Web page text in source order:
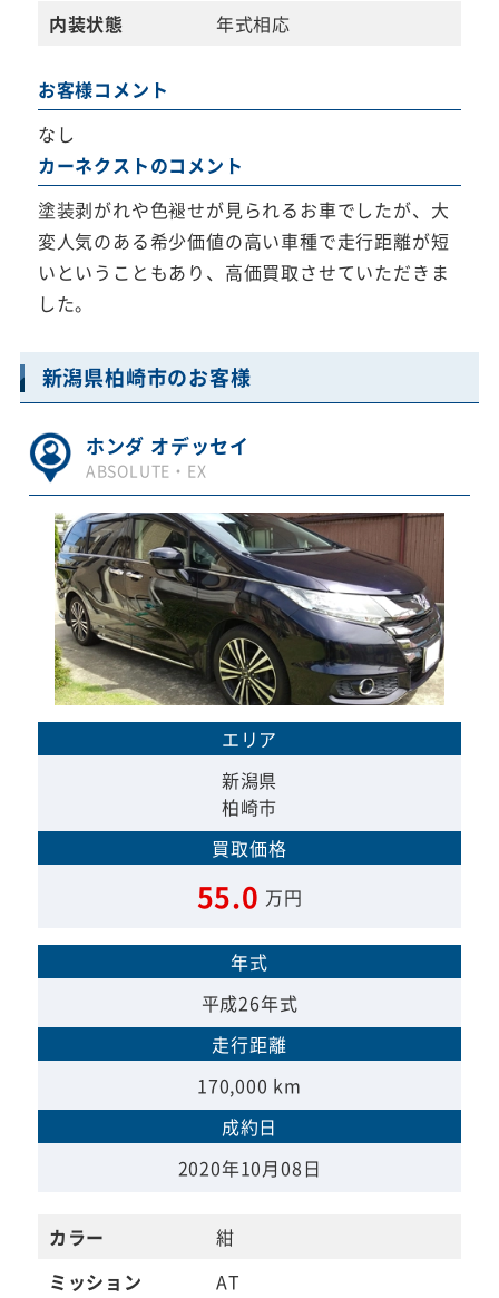
内装状態
年式相応
お客様コメント
なし
カーネクストのコメント
塗装剥がれや色褪せが見られるお車でしたが、大
変人気のある希少価値の高い車種で走行距離が短
いということもあり、高価買取させていただきま
した。
新潟県柏崎市のお客様
ホンダ オデッセイ
ABSOLUTE・EX
エリア
新潟県
柏崎市
買取価格
55.0 万円
年式
平成26年式
走行距離
170,000 km
成約日
2020年10月08日
カラー
紺
ミッション
AT